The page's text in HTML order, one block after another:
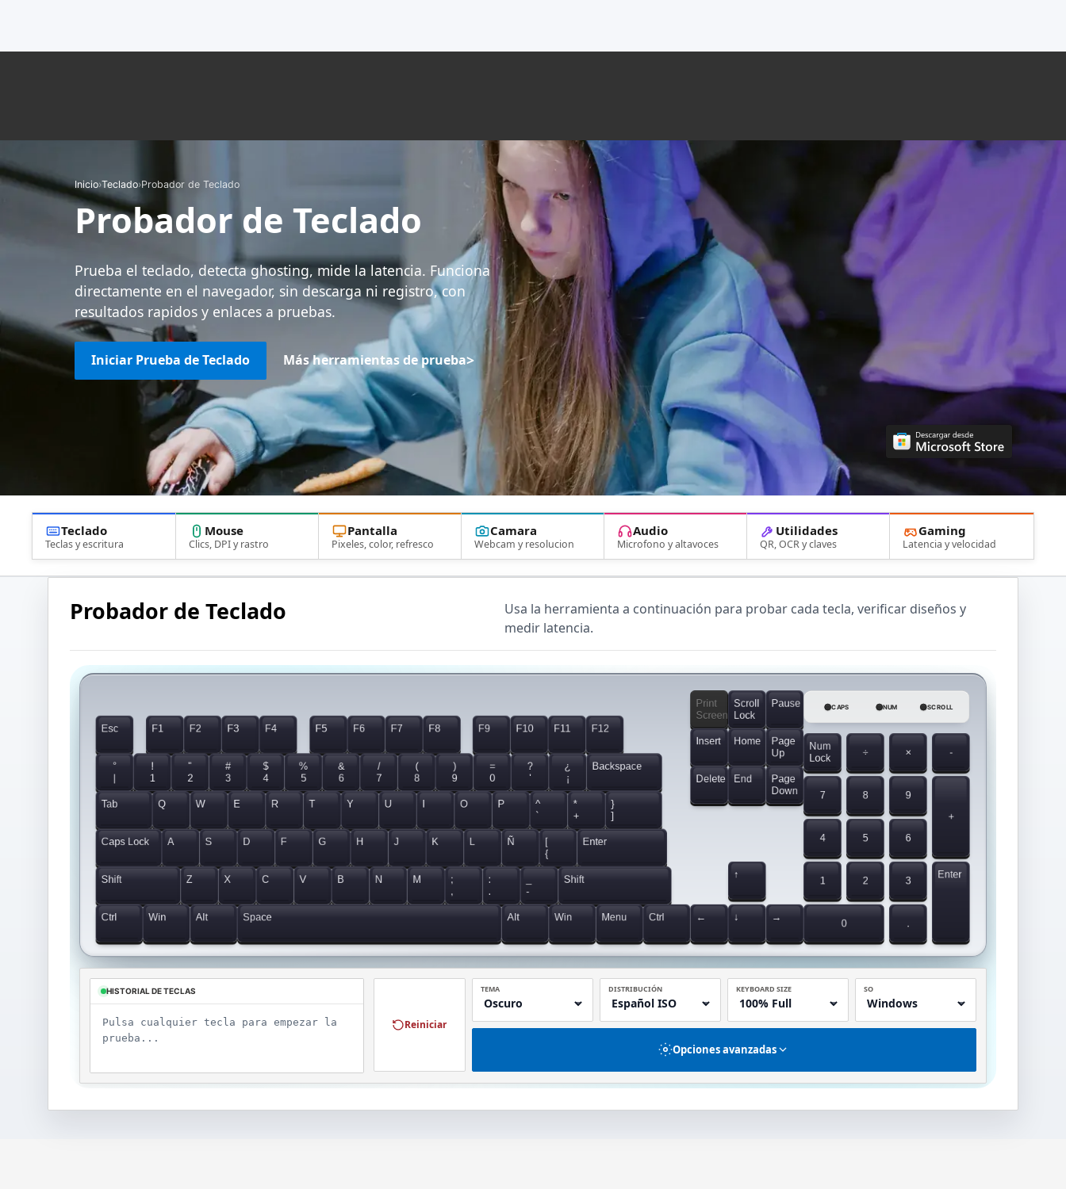
Inicio›Teclado›Probador de Teclado
Probador de Teclado
Prueba el teclado, detecta ghosting, mide la latencia. Funciona
directamente en el navegador, sin descarga ni registro, con
resultados rapidos y enlaces a pruebas.
Iniciar Prueba de Teclado Más herramientas de prueba>
Teclado
Teclas y escritura
Mouse
Clics, DPI y rastro
Pantalla
Pixeles, color, refresco
Camara
Webcam y resolucion
Audio
Microfono y altavoces
Utilidades
QR, OCR y claves
Gaming
Latencia y velocidad
Probador de Teclado
Usa la herramienta a continuación para probar cada tecla, verificar diseños y
medir latencia.
HISTORIAL DE TECLAS
Reiniciar
TEMA DISTRIBUCIÓN KEYBOARD SIZE SO
Opciones avanzadas
Esc F1 F2 F3 F4 F5 F6 F7 F8 F9 F10 F11 F12
°
|
!
1
"
2
#
3
$
4
%
5
&
6
/
7
(
8
)
9
=
0
?
'
¿
¡
Backspace
Tab Q W E R T Y U O P
^
`
*
+
}
]
Caps Lock A S D F G H J K L Ñ
[
{
Enter
Shift Z X C V B N M
;
,
:
.
-
Shift
Ctrl Win Alt Space Alt Win Menu Ctrl
Print
Screen
Scroll
Lock
Pause
Insert Home
Page
Up
Delete End Page
Down
↑
← ↓ →
CAPS NUM SCROLL
Num
Lock
÷ × -
7 8 9
+
4 5 6
1 2 3
Enter
0 .